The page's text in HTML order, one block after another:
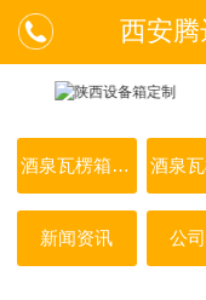
酒泉瓦楞箱设备集装箱
新闻资讯 公